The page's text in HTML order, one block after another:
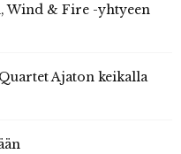
Wind & Fire -yhtyeen
Ajaton keikalla